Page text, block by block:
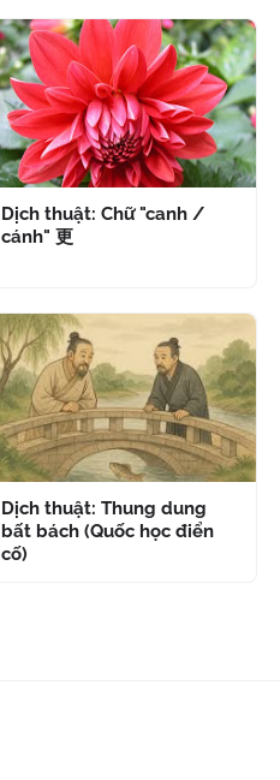
Dịch thuật: Chữ "canh /
cánh" 更
Dịch thuật: Thung dung
bất bách (Quốc học điển
cố)